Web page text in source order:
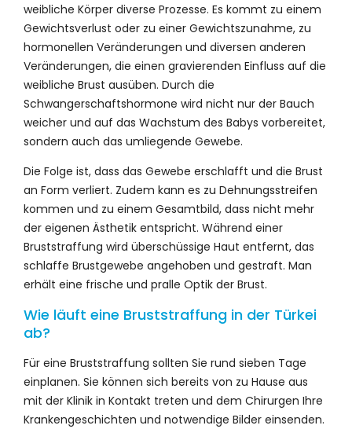
weibliche Körper diverse Prozesse. Es kommt zu einem
Gewichtsverlust oder zu einer Gewichtszunahme, zu
hormonellen Veränderungen und diversen anderen
Veränderungen, die einen gravierenden Einfluss auf die
weibliche Brust ausüben. Durch die
Schwangerschaftshormone wird nicht nur der Bauch
weicher und auf das Wachstum des Babys vorbereitet,
sondern auch das umliegende Gewebe.
Die Folge ist, dass das Gewebe erschlafft und die Brust
an Form verliert. Zudem kann es zu Dehnungsstreifen
kommen und zu einem Gesamtbild, dass nicht mehr
der eigenen Ästhetik entspricht. Während einer
Bruststraffung wird überschüssige Haut entfernt, das
schlaffe Brustgewebe angehoben und gestraft. Man
erhält eine frische und pralle Optik der Brust.
Wie läuft eine Bruststraffung in der Türkei
ab?
Für eine Bruststraffung sollten Sie rund sieben Tage
einplanen. Sie können sich bereits von zu Hause aus
mit der Klinik in Kontakt treten und dem Chirurgen Ihre
Krankengeschichten und notwendige Bilder einsenden.